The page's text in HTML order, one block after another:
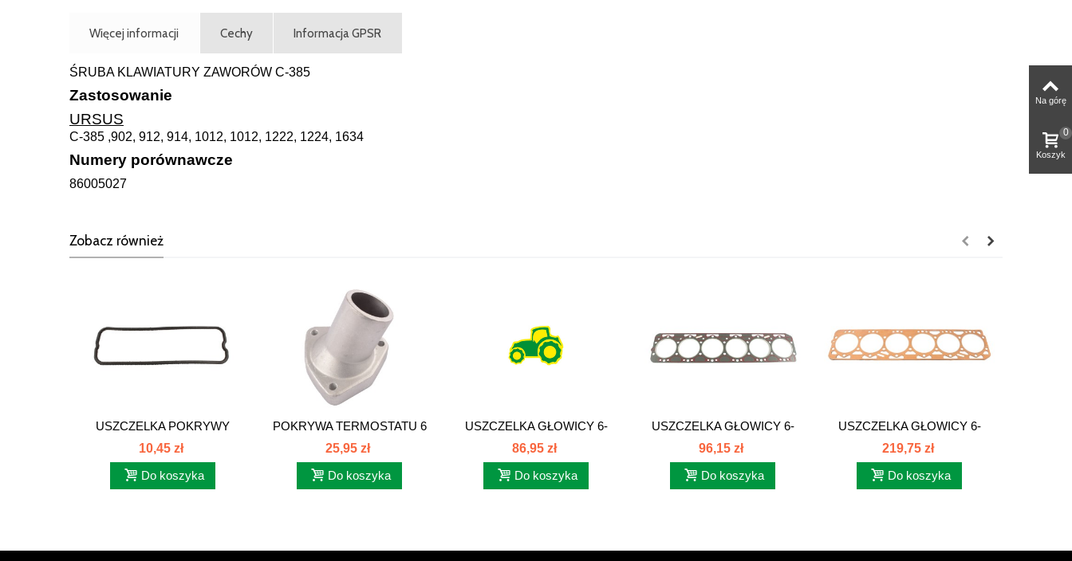
Więcej informacji Cechy Informacja GPSR
ŚRUBA KLAWIATURY ZAWORÓW C-385
Zastosowanie
URSUS
C-385 ,902, 912, 914, 1012, 1012, 1222, 1224, 1634
Numery porównawcze
86005027
Zobacz również
USZCZELKA POKRYWY
ZAWORÓW 6-CYL...
10,45 zł
Do koszyka
POKRYWA TERMOSTATU 6
CYL C-385...
25,95 zł
Do koszyka
USZCZELKA GŁOWICY 6-
CYL 0-KAN....
86,95 zł
Do koszyka
USZCZELKA GŁOWICY 6-
CYL 0-KAN....
96,15 zł
Do koszyka
USZCZELKA GŁOWICY 6-
CYL 2-KAN....
219,75 zł
Do koszyka
Na górę
Koszyk
0